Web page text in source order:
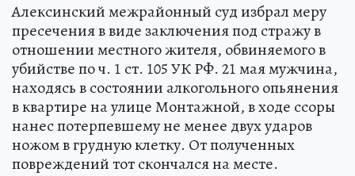
Алексинский межрайонный суд избрал меру
пресечения в виде заключения под стражу в
отношении местного жителя, обвиняемого в
убийстве по ч. 1 ст. 105 УК РФ. 21 мая мужчина,
находясь в состоянии алкогольного опьянения
в квартире на улице Монтажной, в ходе ссоры
нанес потерпевшему не менее двух ударов
ножом в грудную клетку. От полученных
повреждений тот скончался на месте.